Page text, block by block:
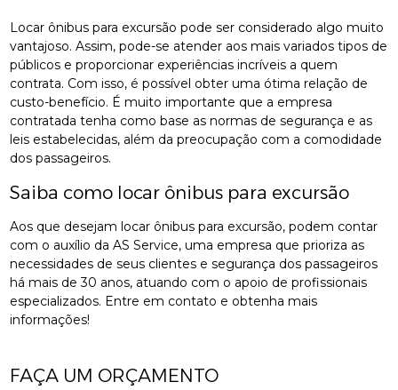
Locar ônibus para excursão pode ser considerado algo muito
vantajoso. Assim, pode-se atender aos mais variados tipos de
públicos e proporcionar experiências incríveis a quem
contrata. Com isso, é possível obter uma ótima relação de
custo-benefício. É muito importante que a empresa
contratada tenha como base as normas de segurança e as
leis estabelecidas, além da preocupação com a comodidade
dos passageiros.
Saiba como locar ônibus para excursão
Aos que desejam locar ônibus para excursão, podem contar
com o auxílio da AS Service, uma empresa que prioriza as
necessidades de seus clientes e segurança dos passageiros
há mais de 30 anos, atuando com o apoio de profissionais
especializados. Entre em contato e obtenha mais
informações!
FAÇA UM ORÇAMENTO